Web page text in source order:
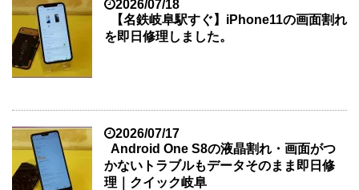
2026/07/18
【名鉄岐阜駅すぐ】iPhone11の画面割れ
を即日修理しました。
2026/07/17
Android One S8の液晶割れ・画面がつ
かないトラブルもデータそのまま即日修
理｜クイック岐阜